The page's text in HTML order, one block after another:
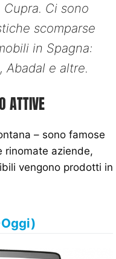
Ci sono
scomparse
in Spagna:
Abadal e altre.
ATTIVE
– sono famose
rinomate aziende,
vengono prodotti in